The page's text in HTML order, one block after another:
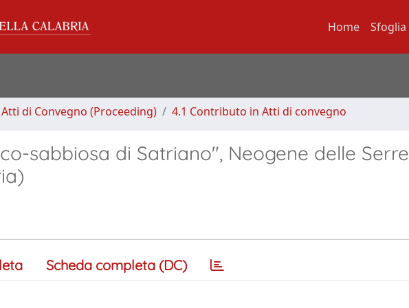
Home Sfoglia
di Convegno (Proceeding) 4.1 Contributo in Atti di convegno
sabbiosa di Satriano", Neogene delle Serre
Scheda completa (DC)